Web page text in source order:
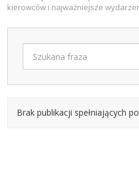
kierowców i najważniejsze
Brak publikacji spełniających